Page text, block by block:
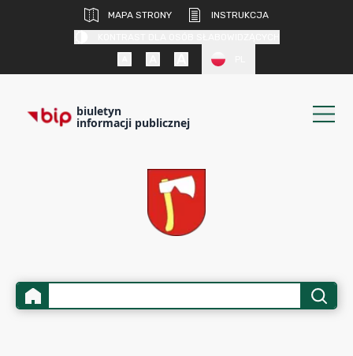
MAPA STRONY
INSTRUKCJA
biuletyn
informacji publicznej